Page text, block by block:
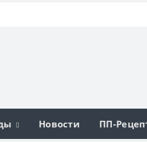
Новости ПП-